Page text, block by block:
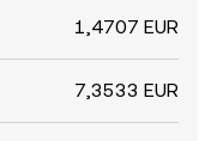
1,4707 EUR
7,3533 EUR